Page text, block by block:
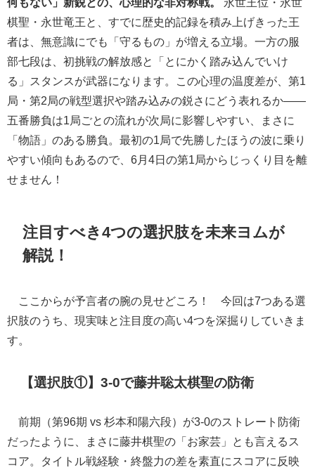
何もない」新鋭との、心理的な非対称戦。
永世王位・永世
棋聖・永世竜王と、すでに歴史的記録を積み上げきった王
者は、無意識にでも「守るもの」が増える立場。一方の服
部七段は、初挑戦の解放感と「とにかく踏み込んでいけ
る」スタンスが武器になります。この心理の温度差が、第1
局・第2局の戦型選択や踏み込みの鋭さにどう表れるか——
五番勝負は1局ごとの流れが次局に影響しやすい、まさに
「物語」のある勝負。最初の1局で先勝したほうの波に乗り
やすい傾向もあるので、6月4日の第1局からじっくり目を離
せません！
注目すべき4つの選択肢を未来ヨムが
解説！
ここからが予言者の腕の見せどころ！ 今回は7つある選
択肢のうち、現実味と注目度の高い4つを深掘りしていきま
す。
【選択肢①】3-0で藤井聡太棋聖の防衛
前期（第96期 vs 杉本和陽六段）が3-0のストレート防衛
だったように、まさに藤井棋聖の「お家芸」とも言えるス
コア。タイトル戦経験・終盤力の差を素直にスコアに反映